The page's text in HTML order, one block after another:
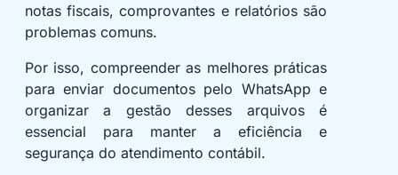
notas fiscais, comprovantes e relatórios são
problemas comuns.
Por isso, compreender as melhores práticas
para enviar documentos pelo WhatsApp e
organizar a gestão desses arquivos é
essencial para manter a eficiência e
segurança do atendimento contábil.